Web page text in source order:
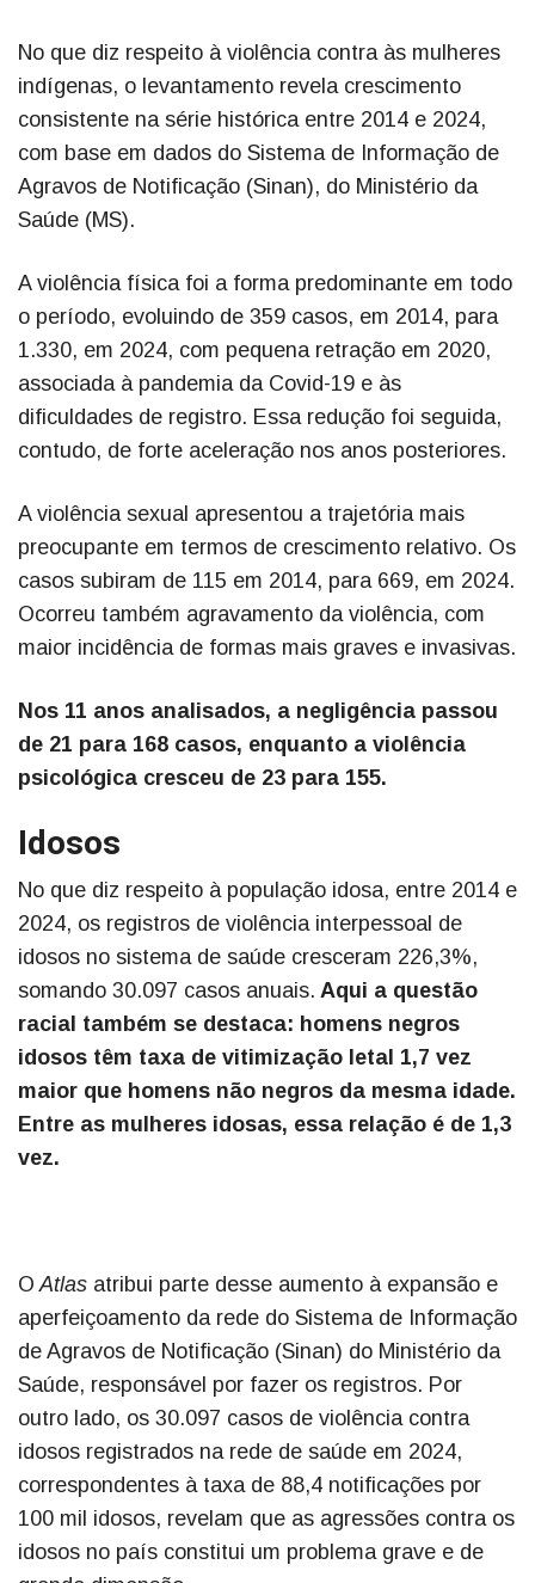
No que diz respeito à violência contra às mulheres
indígenas, o levantamento revela crescimento
consistente na série histórica entre 2014 e 2024,
com base em dados do Sistema de Informação de
Agravos de Notificação (Sinan), do Ministério da
Saúde (MS).
A violência física foi a forma predominante em todo
o período, evoluindo de 359 casos, em 2014, para
1.330, em 2024, com pequena retração em 2020,
associada à pandemia da Covid-19 e às
dificuldades de registro. Essa redução foi seguida,
contudo, de forte aceleração nos anos posteriores.
A violência sexual apresentou a trajetória mais
preocupante em termos de crescimento relativo. Os
casos subiram de 115 em 2014, para 669, em 2024.
Ocorreu também agravamento da violência, com
maior incidência de formas mais graves e invasivas.
Nos 11 anos analisados, a negligência passou
de 21 para 168 casos, enquanto a violência
psicológica cresceu de 23 para 155.
Idosos
No que diz respeito à população idosa, entre 2014 e
2024, os registros de violência interpessoal de
idosos no sistema de saúde cresceram 226,3%,
somando 30.097 casos anuais. Aqui a questão
racial também se destaca: homens negros
idosos têm taxa de vitimização letal 1,7 vez
maior que homens não negros da mesma idade.
Entre as mulheres idosas, essa relação é de 1,3
vez.
O Atlas atribui parte desse aumento à expansão e
aperfeiçoamento da rede do Sistema de Informação
de Agravos de Notificação (Sinan) do Ministério da
Saúde, responsável por fazer os registros. Por
outro lado, os 30.097 casos de violência contra
idosos registrados na rede de saúde em 2024,
correspondentes à taxa de 88,4 notificações por
100 mil idosos, revelam que as agressões contra os
idosos no país constitui um problema grave e de